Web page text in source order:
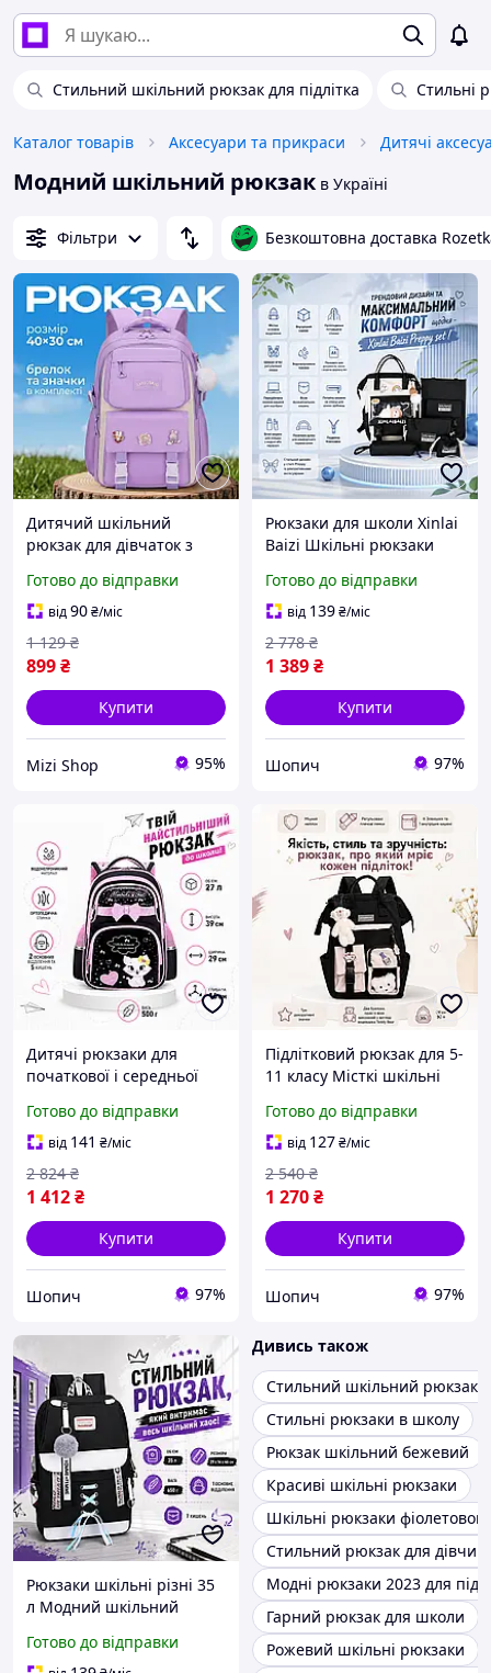
Стильний шкільний рюкзак для підлітка Стильні
Каталог товарів Аксесуари та прикраси Дитячі
Модний шкільний рюкзак в Україні
Фільтри Безкоштовна доставка
Дитячий шкільний
рюкзак для дівчаток з
портфель підлітковий
модний ранець в школу
для школярки бузковий
Готово до відправки
від90₴/міс
899₴
1 129 ₴
Купити
Mizi Shop 95%
Рюкзаки для школи Xinlai
Baizi Шкільні рюкзаки
Шкільні Рюкзаки 26 x 18 x
38 см Модний шкільний
рюкзак
Готово до відправки
від 139₴/міс
1 389₴
2 778 ₴
Купити
Шопич 97%
Дитячі рюкзаки для
початкової і середньої
Модний шкільний рюкзак
для 1-3 класу Дитячі
ортопедичні рюкзаки
Готово до відправки
від 141 ₴/міс
1 412₴
2 824 ₴
Купити
Шопич 97%
Підлітковий рюкзак для 5-
11 класу Місткі шкільні
Модний шкільний рюкзак
Preppy Рюкзак учнівський
30 л
Готово до відправки
від 127₴/міс
1 270₴
2 540 ₴
Купити
Шопич 97%
Рюкзаки шкільні різні 35
л Модний шкільний
Рюкзак міцний шкільний
Готово до відправки
Дивись також
Стильний шкільний рюкзак
Стильні рюкзаки в школу
Рюкзак шкільний бежевий
Красиві шкільні рюкзаки
Шкільні рюкзаки
Стильний рюкзак для
Модні рюкзаки 2023 для
Гарний рюкзак для школи
Рожевий шкільні рюкзаки